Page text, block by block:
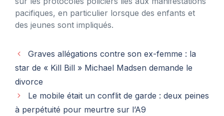
pacifiques, en particulier lorsque des enfants et
des jeunes sont impliqués.
Graves allégations contre son ex-femme : la
star de « Kill Bill » Michael Madsen demande le
divorce
Le mobile était un conflit de garde : deux peines
à perpétuité pour meurtre sur l’A9